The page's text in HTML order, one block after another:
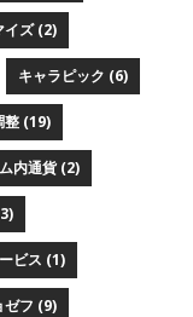
イズ (2)
キャラピック (6)
整 (19)
内通貨 (2)
ビス (1)
ゼフ (9)